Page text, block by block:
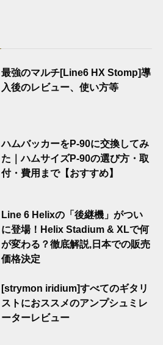
最強のマルチ[Line6 HX Stomp]導
入後のレビュー、使い方等
ハムバッカーをP-90に交換してみ
た｜ハムサイズP-90の選び方・取
付・費用まで【おすすめ】
Line 6 Helixの「後継機」がつい
に登場！Helix Stadium & XLで何
が変わる？徹底解説,日本での販売
価格決定
[strymon iridium]すべてのギタリ
ストにおススメのアンプシュミレ
ーターレビュー